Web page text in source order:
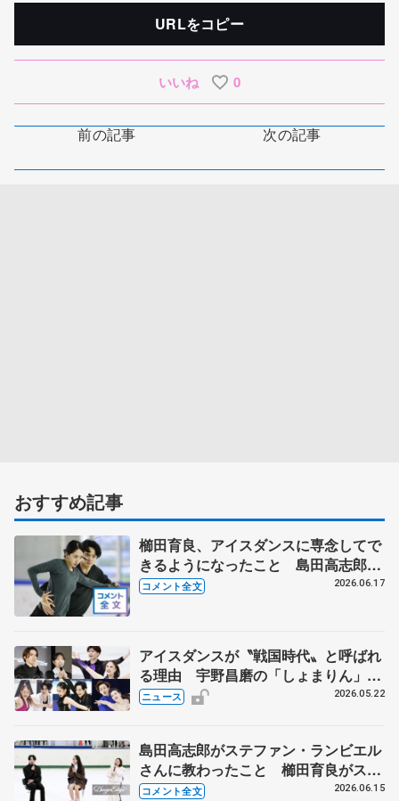
URLをコピー
いいね 0
前の記事 次の記事
おすすめ記事
櫛田育良、アイスダンスに専念してで
きるようになったこと 島田高志郎、
呼吸を合わせて前へ 【木下グループ/
コメント全文 2026.06.17
アイスダンスが〝戦国時代〟と呼ばれ
る理由 宇野昌磨の「しょまりん」ら
実力者が相次いで参戦 国内の競争激
ニュース 2026.05.22
島田高志郎がステファン・ランビエル
さんに教わったこと 櫛田育良がスケ
ートを離れようと思った時 【イヨテ
コメント全文 2026.06.15